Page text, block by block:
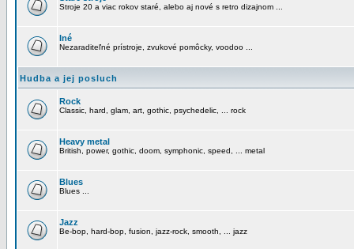
Stroje 20 a viac rokov staré, alebo aj nové s retro dizajnom ...
Iné
Nezaraditeľné prístroje, zvukové pomôcky, voodoo ...
Hudba a jej posluch
Rock
Classic, hard, glam, art, gothic, psychedelic, ... rock
Heavy metal
British, power, gothic, doom, symphonic, speed, ... metal
Blues
Blues ...
Jazz
Be-bop, hard-bop, fusion, jazz-rock, smooth, ... jazz